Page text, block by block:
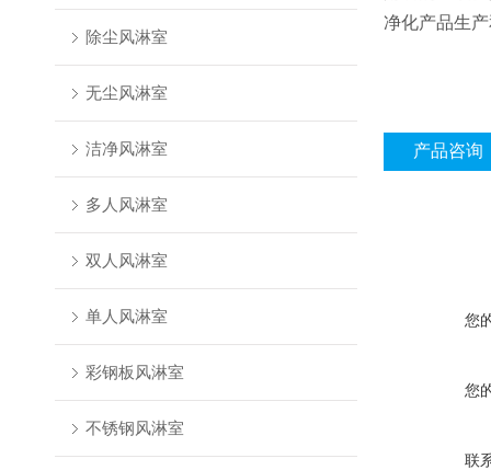
除尘风淋室
无尘风淋室
洁净风淋室
多人风淋室
双人风淋室
单人风淋室
彩钢板风淋室
不锈钢风淋室
净化产品生
产品咨询
您
您
联